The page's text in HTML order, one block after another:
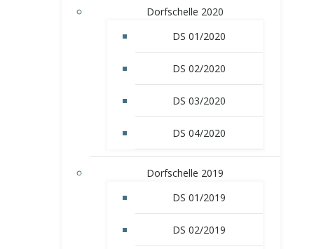
Dorfschelle 2020
DS 01/2020
DS 02/2020
DS 03/2020
DS 04/2020
Dorfschelle 2019
DS 01/2019
DS 02/2019